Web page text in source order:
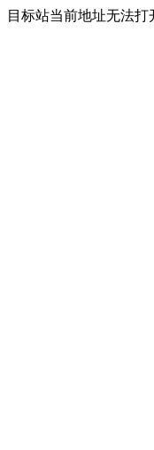
目标站当前地址无法打